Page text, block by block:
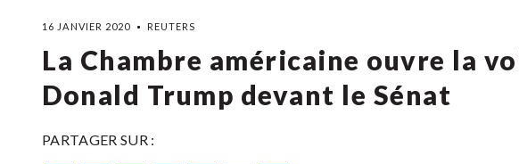
16 JANVIER 2020 REUTERS
La Chambre américaine ouvre la
Donald Trump devant le Sénat
PARTAGER SUR :